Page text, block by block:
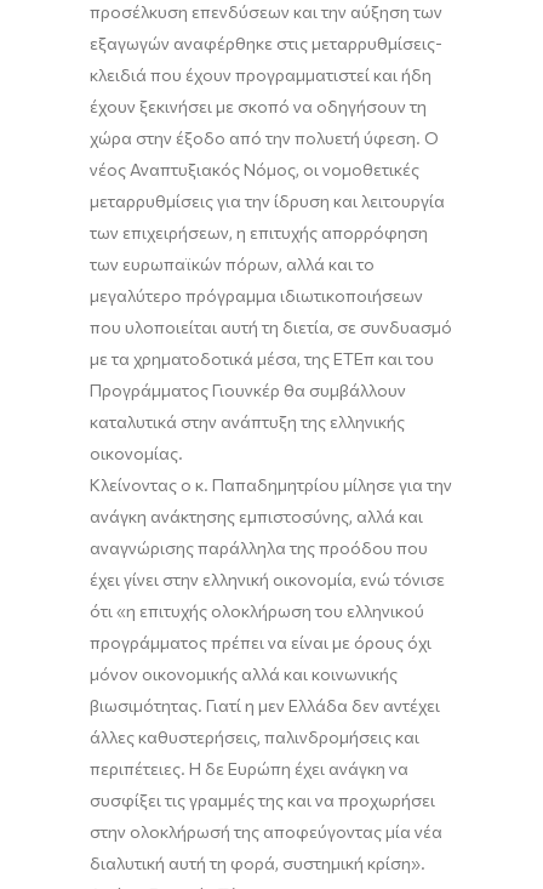
προσέλκυση επενδύσεων και την αύξηση των
εξαγωγών αναφέρθηκε στις μεταρρυθμίσεις-
κλειδιά που έχουν προγραμματιστεί και ήδη
έχουν ξεκινήσει με σκοπό να οδηγήσουν τη
χώρα στην έξοδο από την πολυετή ύφεση. Ο
νέος Αναπτυξιακός Νόμος, οι νομοθετικές
μεταρρυθμίσεις για την ίδρυση και λειτουργία
των επιχειρήσεων, η επιτυχής απορρόφηση
των ευρωπαϊκών πόρων, αλλά και το
μεγαλύτερο πρόγραμμα ιδιωτικοποιήσεων
που υλοποιείται αυτή τη διετία, σε συνδυασμό
με τα χρηματοδοτικά μέσα, της ΕΤΕπ και του
Προγράμματος Γιουνκέρ θα συμβάλλουν
καταλυτικά στην ανάπτυξη της ελληνικής
οικονομίας.
Κλείνοντας ο κ. Παπαδημητρίου μίλησε για την
ανάγκη ανάκτησης εμπιστοσύνης, αλλά και
αναγνώρισης παράλληλα της προόδου που
έχει γίνει στην ελληνική οικονομία, ενώ τόνισε
ότι «η επιτυχής ολοκλήρωση του ελληνικού
προγράμματος πρέπει να είναι με όρους όχι
μόνον οικονομικής αλλά και κοινωνικής
βιωσιμότητας. Γιατί η μεν Ελλάδα δεν αντέχει
άλλες καθυστερήσεις, παλινδρομήσεις και
περιπέτειες. Η δε Ευρώπη έχει ανάγκη να
συσφίξει τις γραμμές της και να προχωρήσει
στην ολοκλήρωσή της αποφεύγοντας μία νέα
διαλυτική αυτή τη φορά, συστημική κρίση».